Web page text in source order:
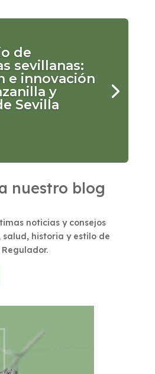
de
sevillanas:
e innovación
y
Sevilla
nuestro blog
noticias y consejos
historia y estilo de